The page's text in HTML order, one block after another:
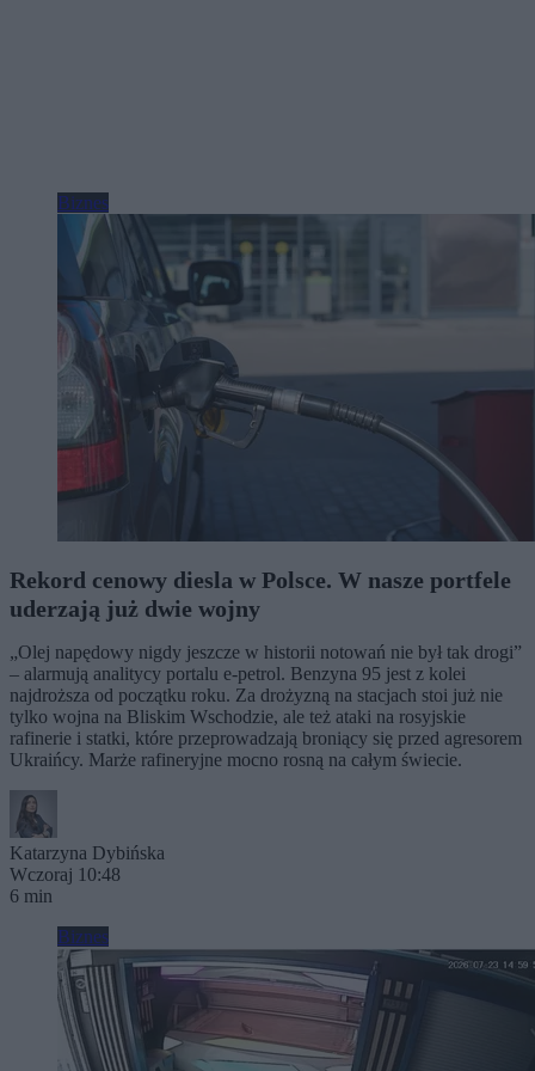
Biznes
Rekord cenowy diesla w Polsce. W nasze portfele
uderzają już dwie wojny
„Olej napędowy nigdy jeszcze w historii notowań nie był tak drogi”
– alarmują analitycy portalu e-petrol. Benzyna 95 jest z kolei
najdroższa od początku roku. Za drożyzną na stacjach stoi już nie
tylko wojna na Bliskim Wschodzie, ale też ataki na rosyjskie
rafinerie i statki, które przeprowadzają broniący się przed agresorem
Ukraińcy. Marże rafineryjne mocno rosną na całym świecie.
Katarzyna Dybińska
Wczoraj 10:48
6 min
Biznes